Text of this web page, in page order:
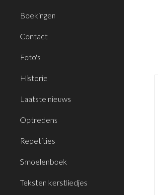
Boekingen
Contact
Foto's
Historie
Laatste nieuws
Optredens
Repetities
Smoelenboek
Teksten kerstliedjes